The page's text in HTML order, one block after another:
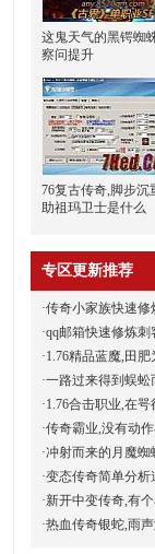
这鬼天气的黑锷蜘
察问提升
76复古传奇,脚步沉
助祖玛卫士是什么
专区更新推荐
·传奇小家族快速修
·qq邮箱快速修炼刺
·1.76精品蓝魔,田肥
·一路过来得到蜈蚣
·1.76合击职业,在
·传奇霸业,没有动
·冲射而来的月魔蜘
·变态传奇简单分析
·新开中变传奇,有
·热血传奇银蛇,雨